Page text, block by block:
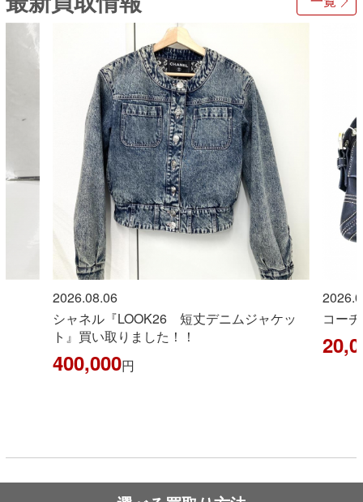
2026.08.06
シャネル『LOOK26 短丈デニムジャケッ
ト』買い取りました！！
400,000円
コー